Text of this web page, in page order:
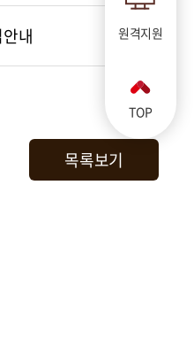
내
목록보기
원격지원
TOP